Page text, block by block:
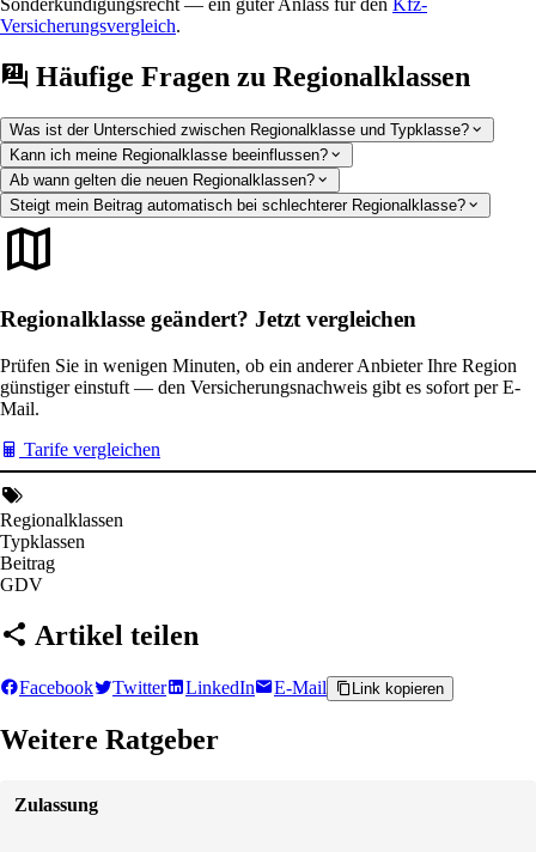
Sonderkündigungsrecht — ein guter Anlass für den Kfz-
Versicherungsvergleich.
Häufige Fragen zu Regionalklassen
Was ist der Unterschied zwischen Regionalklasse und Typklasse?
Kann ich meine Regionalklasse beeinflussen?
Ab wann gelten die neuen Regionalklassen?
Steigt mein Beitrag automatisch bei schlechterer Regionalklasse?
Regionalklasse geändert? Jetzt vergleichen
Prüfen Sie in wenigen Minuten, ob ein anderer Anbieter Ihre Region
günstiger einstuft — den Versicherungsnachweis gibt es sofort per E-
Mail.
Tarife vergleichen
Regionalklassen
Typklassen
Beitrag
GDV
Artikel teilen
Facebook Twitter LinkedIn E-Mail Link kopieren
Weitere Ratgeber
Zulassung